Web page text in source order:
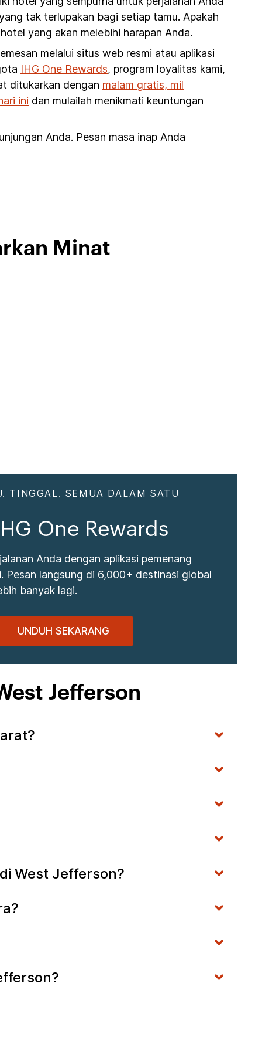
tak terlupakan bagi setiap tamu. Apakah
yang akan melebihi harapan Anda.
melalui situs web resmi atau aplikasi
IHG One Rewards, program loyalitas kami,
ditukarkan dengan malam gratis, mil
ini dan mulailah menikmati keuntungan
Anda. Pesan masa inap Anda
Minat
TINGGAL. SEMUA DALAM SATU
One Rewards
Anda dengan aplikasi pemenang
Pesan langsung di 6,000+ destinasi global
banyak lagi.
UNDUH SEKARANG
Jefferson
West Jefferson?